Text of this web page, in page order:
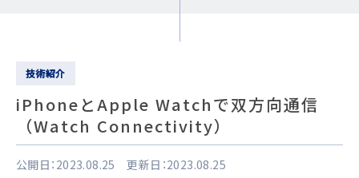
技術紹介
iPhoneとApple Watchで双方向通信
（Watch Connectivity）
公開日：2023.08.25 更新日：2023.08.25